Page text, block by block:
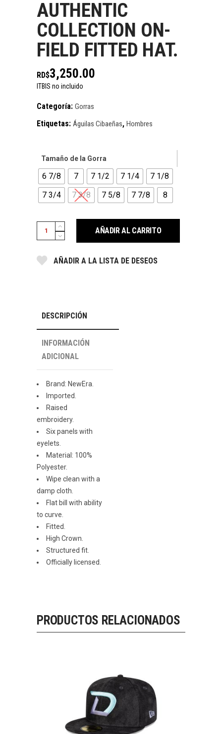
AUTHENTIC
COLLECTION ON-
FIELD FITTED HAT.
RD$3,250.00
ITBIS no incluido
Categoría: Gorras
Etiquetas: Águilas Cibaeñas, Hombres
Tamaño de la Gorra
6 7/8 7 7 1/2 7 1/4
7 1/8
7 3/4
7 3/8 7 5/8 7 7/8 8
GORRA
AC
NEWERA
FITTED
HAT.
quantity
AÑADIR AL CARRITO
AÑADIR A LA LISTA DE DESEOS
DESCRIPCIÓN
INFORMACIÓN
ADICIONAL
Brand: NewEra.
Imported.
Raised
embroidery.
Six panels with
eyelets.
Material: 100%
Polyester.
Wipe clean with a
damp cloth.
Flat bill with ability
to curve.
Fitted.
High Crown.
Structured fit.
Officially licensed.
PRODUCTOS RELACIONADOS